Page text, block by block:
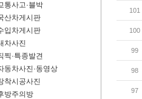
통사고·블박
산차게시판
입차게시판
차사진
찍·특종발견
동차사진·동영상
착시공사진
방주의방
101
100
99
98
97